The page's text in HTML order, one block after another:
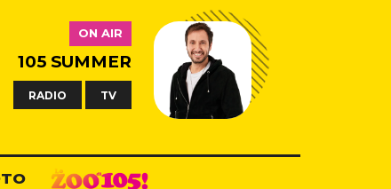
ON AIR
105 SUMMER
RADIO TV